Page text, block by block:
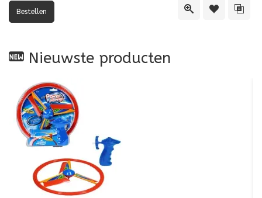
Quick ViewToevoegen
Nieuwste producten